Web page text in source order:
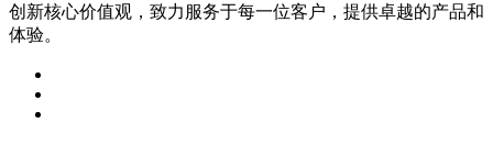
创新核心价值观，致力服务于每一位客户，提供卓越的产品和
体验。